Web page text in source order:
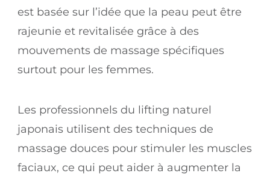
est basée sur l’idée que la peau peut être
rajeunie et revitalisée grâce à des
mouvements de massage spécifiques
surtout pour les femmes.
Les professionnels du lifting naturel
japonais utilisent des techniques de
massage douces pour stimuler les muscles
faciaux, ce qui peut aider à augmenter la